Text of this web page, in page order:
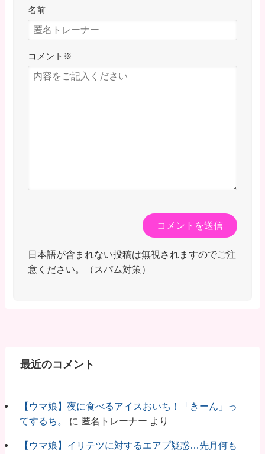
名前
コメント ※
日本語が含まれない投稿は無視されますのでご注
意ください。（スパム対策）
最近のコメント
【ウマ娘】夜に食べるアイスおいち！「きーん」っ
てするち。
に 匿名トレーナー より
【ウマ娘】イリテツに対するエアプ疑惑…先月何も